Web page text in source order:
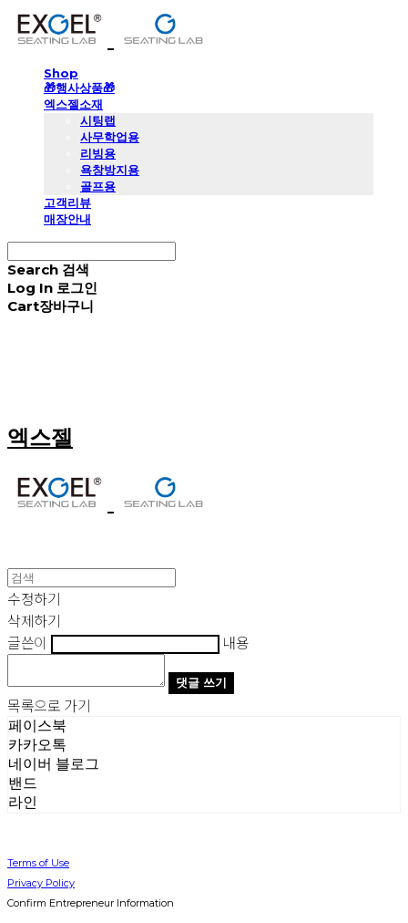
Shop
🎁행사상품🎁
엑스젤소재
시팅랩
사무학업용
리빙용
욕창방지용
골프용
고객리뷰
매장안내
Search 검색
Log In 로그인
Cart장바구니
엑스젤
수정하기
삭제하기
글쓴이
내용
댓글 쓰기
목록으로 가기
페이스북
카카오톡
네이버 블로그
밴드
라인
Terms of Use
Privacy Policy
Confirm Entrepreneur Information